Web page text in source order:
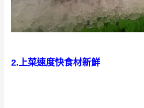
2.上菜速度快食材新鮮